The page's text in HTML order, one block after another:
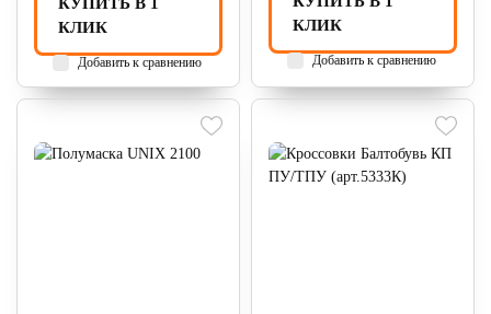
КЛИК
Добавить к сравнению
КЛИК
Добавить к сравнению